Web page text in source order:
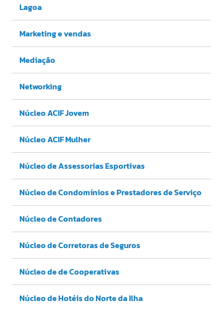
Lagoa
Marketing e vendas
Mediação
Networking
Núcleo ACIF Jovem
Núcleo ACIF Mulher
Núcleo de Assessorias Esportivas
Núcleo de Condomínios e Prestadores de Serviço
Núcleo de Contadores
Núcleo de Corretoras de Seguros
Núcleo de de Cooperativas
Núcleo de Hotéis do Norte da Ilha